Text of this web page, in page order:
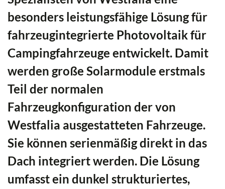
besonders leistungsfähige Lösung für
fahrzeugintegrierte Photovoltaik für
Campingfahrzeuge entwickelt. Damit
werden große Solarmodule erstmals
Teil der normalen
Fahrzeugkonfiguration der von
Westfalia ausgestatteten Fahrzeuge.
Sie können serienmäßig direkt in das
Dach integriert werden. Die Lösung
umfasst ein dunkel strukturiertes,